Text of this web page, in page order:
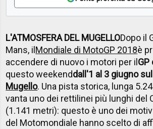
L'ATMOSFERA DEL MUGELLODopo il
Mans, il Mondiale di MotoGP 2018è
accendere di nuovo i motori per il GP
questo weekenddall'1 al 3 giugno
Mugello. Una pista storica, lunga
vanta uno dei rettilinei più lunghi del
(1.141 metri): questo è uno dei
del Motomondiale hanno scelto di